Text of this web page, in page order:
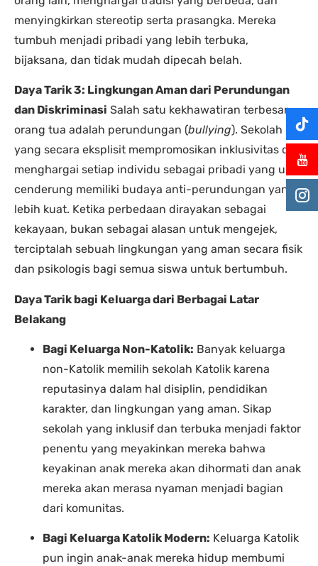
menyingkirkan stereotip serta prasangka. Mereka
tumbuh menjadi pribadi yang lebih terbuka,
bijaksana, dan tidak mudah dipecah belah.
Daya Tarik 3: Lingkungan Aman dari Perundungan
dan Diskriminasi Salah satu kekhawatiran terbesar
orang tua adalah perundungan (bullying). Sekolah
yang secara eksplisit mempromosikan inklusivitas dan
menghargai setiap individu sebagai pribadi yang unik
cenderung memiliki budaya anti-perundungan yang
lebih kuat. Ketika perbedaan dirayakan sebagai
kekayaan, bukan sebagai alasan untuk mengejek,
terciptalah sebuah lingkungan yang aman secara fisik
dan psikologis bagi semua siswa untuk bertumbuh.
Daya Tarik bagi Keluarga dari Berbagai Latar
Belakang
Bagi Keluarga Non-Katolik: Banyak keluarga
non-Katolik memilih sekolah Katolik karena
reputasinya dalam hal disiplin, pendidikan
karakter, dan lingkungan yang aman. Sikap
sekolah yang inklusif dan terbuka menjadi faktor
penentu yang meyakinkan mereka bahwa
keyakinan anak mereka akan dihormati dan anak
mereka akan merasa nyaman menjadi bagian
dari komunitas.
Bagi Keluarga Katolik Modern: Keluarga Katolik
pun ingin anak-anak mereka hidup membumi